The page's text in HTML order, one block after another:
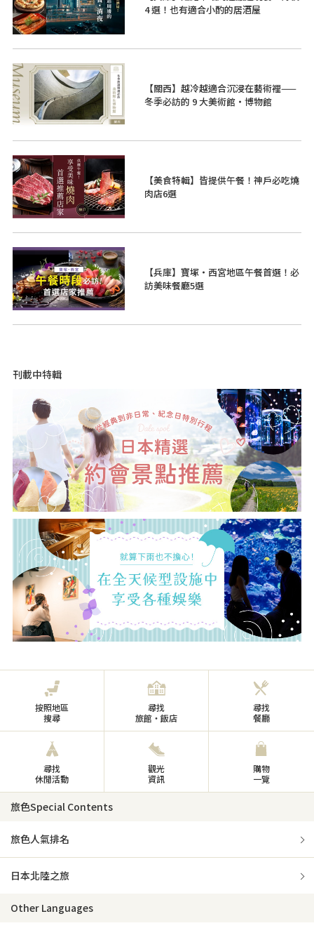
4 選！也有適合小酌的居酒屋
【關西】越冷越適合沉浸在藝術裡——
冬季必訪的 9 大美術館・博物館
【美食特輯】皆提供午餐！神戶必吃燒
肉店6選
【兵庫】寶塚・西宮地區午餐首選！必
訪美味餐廳5選
刊載中特輯
按照地區
搜尋
尋找
旅館・飯店
尋找
餐廳
尋找
休閒活動
觀光
資訊
購物
一覽
旅色Special Contents
旅色人氣排名
日本北陸之旅
Other Languages